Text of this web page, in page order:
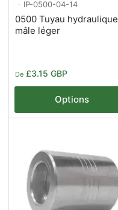
IP-0500-04-14
0500 Tuyau hydraulique
mâle léger
Prix
De £3.15 GBP
Options